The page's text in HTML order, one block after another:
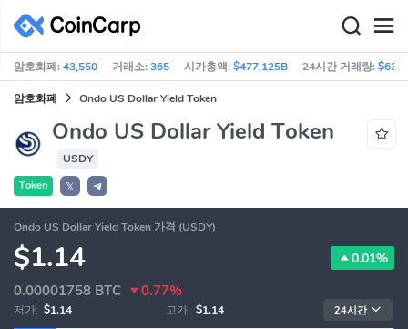
암호화폐:43,550 거래소:365 시가총액:$477,125B 24시간 거래량:
암호화폐 Ondo US Dollar Yield Token
Ondo US Dollar Yield Token
USDY
Token 𝕏
Ondo US Dollar Yield Token 가격 (USDY)
$1.14 0.01%
0.00001758 BTC 0.77%
저가: $1.14 고가: $1.14 24시간